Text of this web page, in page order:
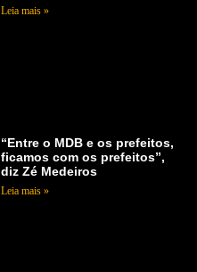
Leia mais »
“Entre o MDB e os prefeitos,
ficamos com os prefeitos”,
diz Zé Medeiros
Leia mais »